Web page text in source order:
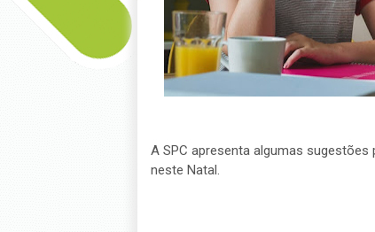
A SPC apresenta algumas
neste Natal.